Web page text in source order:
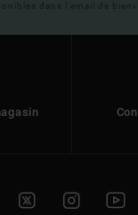
dans l'email de